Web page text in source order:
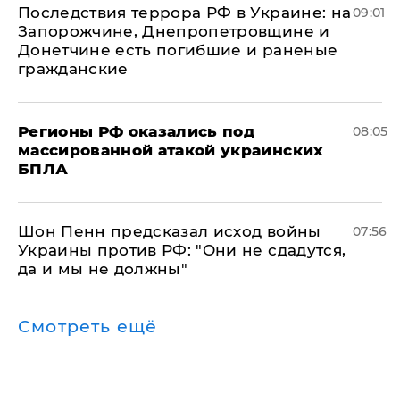
Последствия террора РФ в Украине: на
Запорожчине, Днепропетровщине и
Донетчине есть погибшие и раненые
гражданские
09:01
Регионы РФ оказались под
массированной атакой украинских
БПЛА
08:05
Шон Пенн предсказал исход войны
Украины против РФ: "Они не сдадутся,
да и мы не должны"
07:56
Смотреть ещё